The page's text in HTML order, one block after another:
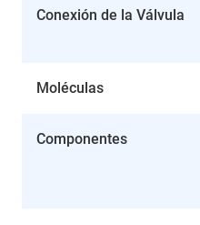
Conexión de la Válvula
Moléculas
Componentes